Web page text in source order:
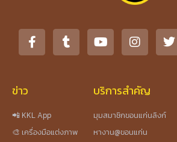
ข่าว
📲 KKL App
🎨 เครื่องมือแต่งภาพ
บริการสำคัญ
มุมสมาชิกขอนแก่นลิงก์
หางาน@ขอนแก่น